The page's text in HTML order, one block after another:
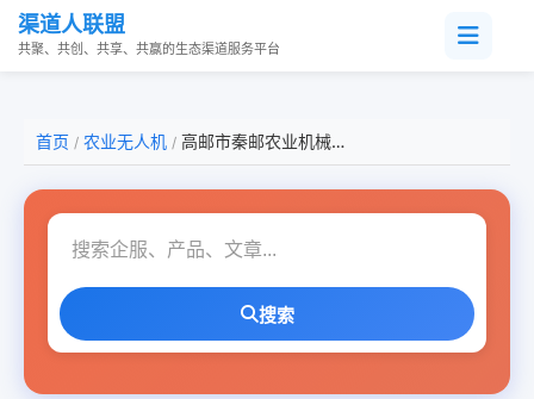
渠道人联盟
共聚、共创、共享、共赢的生态渠道服务平台
首页 / 农业无人机 / 高邮市秦邮农业机械有限公司
搜索